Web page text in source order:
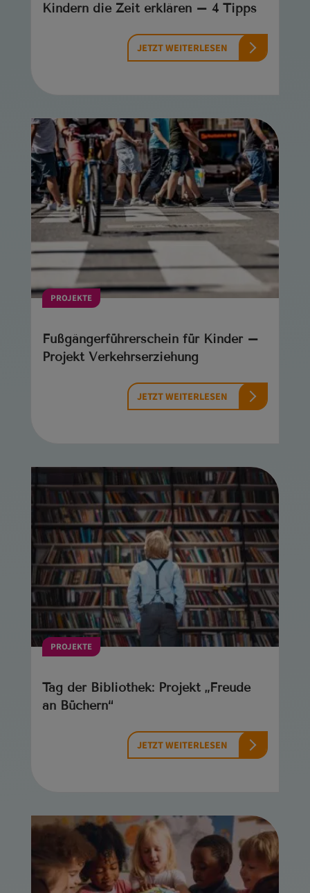
Kindern die Zeit erklären – 4 Tipps
JETZT WEITERLESEN
PROJEKTE
Fußgängerführerschein für Kinder –
Projekt Verkehrserziehung
JETZT WEITERLESEN
PROJEKTE
Tag der Bibliothek: Projekt „Freude
an Büchern“
JETZT WEITERLESEN